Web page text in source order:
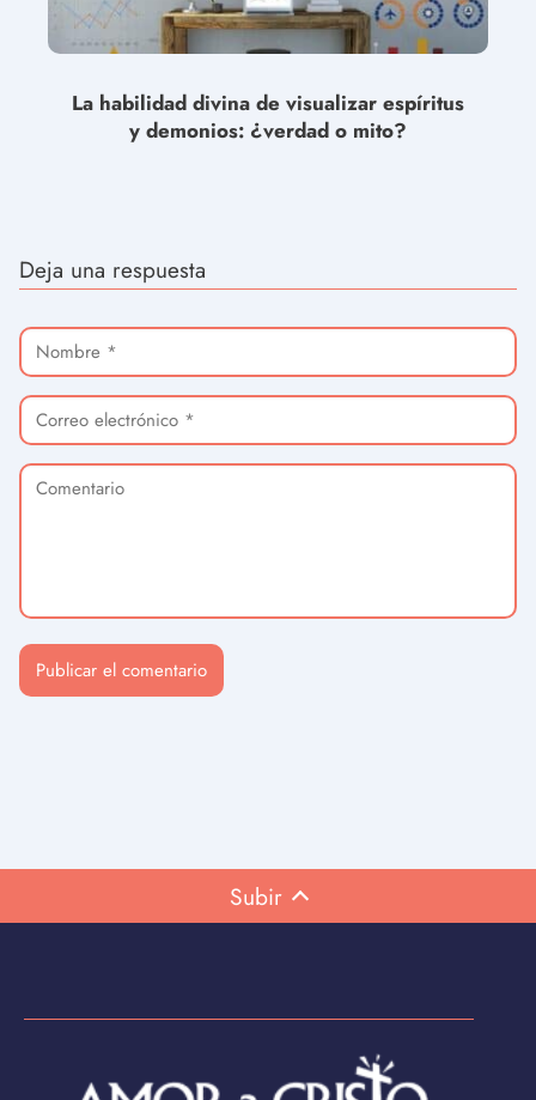
La habilidad divina de visualizar espíritus
y demonios: ¿verdad o mito?
Deja una respuesta
Subir